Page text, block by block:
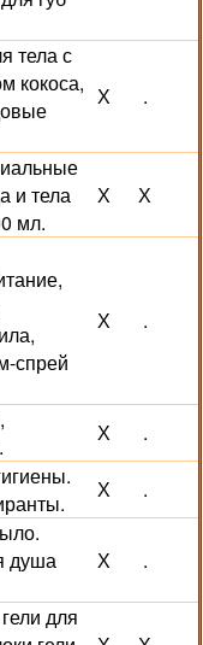
тела с
кокоса, Х .
и тела
мл.
Х Х
спрей
Х .
Х .
Х .
душа
Х .
для